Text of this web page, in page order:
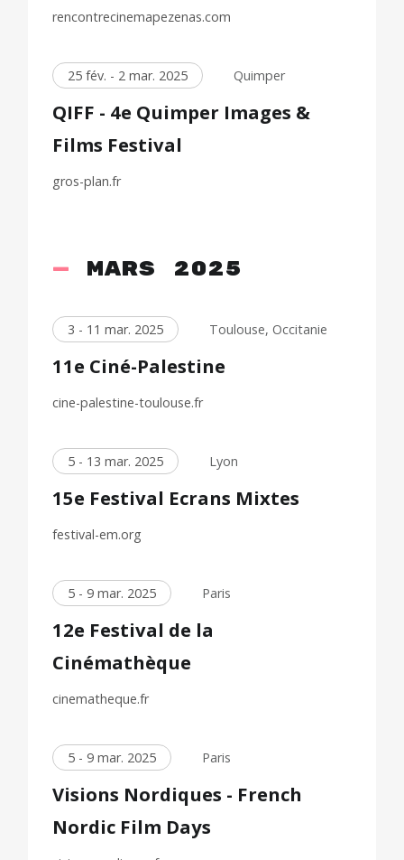
rencontrecinemapezenas.com
25 fév. - 2 mar. 2025 Quimper
QIFF - 4e Quimper Images &
Films Festival
gros-plan.fr
mars 2025
3 - 11 mar. 2025 Toulouse, Occitanie
11e Ciné-Palestine
cine-palestine-toulouse.fr
5 - 13 mar. 2025 Lyon
15e Festival Ecrans Mixtes
festival-em.org
5 - 9 mar. 2025 Paris
12e Festival de la
Cinémathèque
cinematheque.fr
5 - 9 mar. 2025 Paris
Visions Nordiques - French
Nordic Film Days